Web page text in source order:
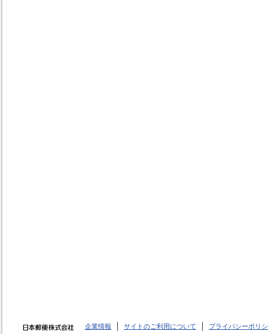
企業情報 サイトのご利用について プライバシーポリ